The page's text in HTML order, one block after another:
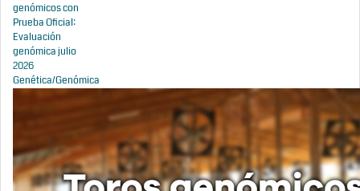
genómicos con
Prueba Oficial:
Evaluación
genómica julio
2026
Genética/Genómica